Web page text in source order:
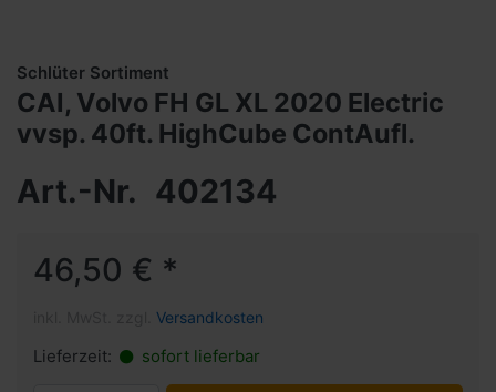
Schlüter Sortiment
CAI, Volvo FH GL XL 2020 Electric
vvsp. 40ft. HighCube ContAufl.
Art.-Nr. 402134
46,50 € *
Versandkosten
Lieferzeit: sofort lieferbar